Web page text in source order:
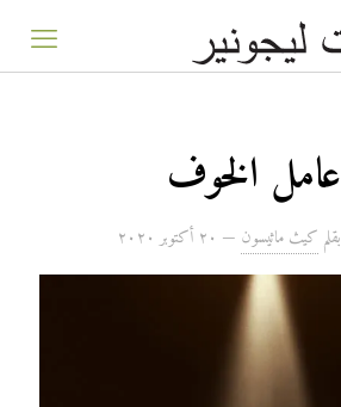
عامل الخوف
بقلم كيث ماثيسون — ۲۰ أكتوبر ۲۰۲۰